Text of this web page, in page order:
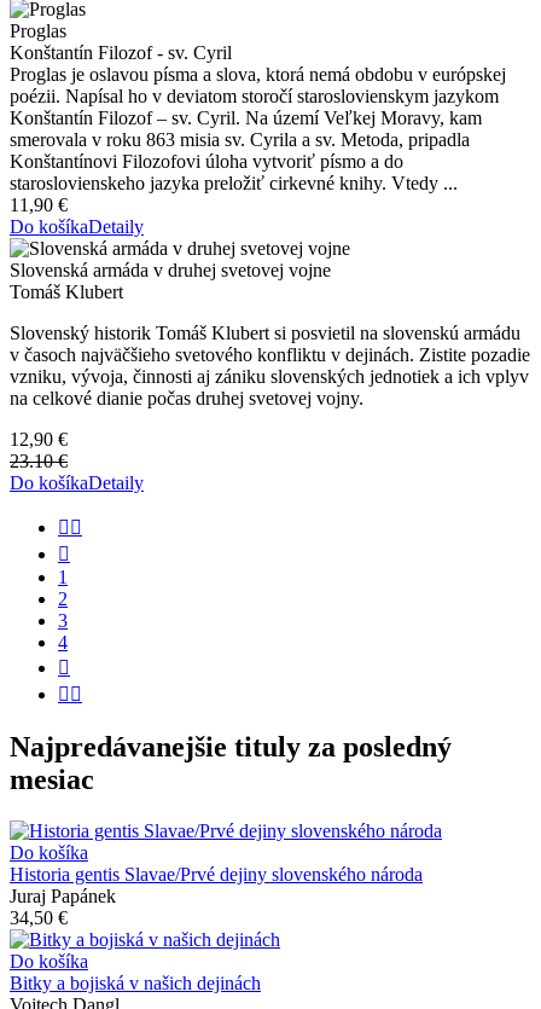
Proglas
Konštantín Filozof - sv. Cyril
Proglas je oslavou písma a slova, ktorá nemá obdobu v európskej
poézii. Napísal ho v deviatom storočí staroslovienskym jazykom
Konštantín Filozof – sv. Cyril. Na území Veľkej Moravy, kam
smerovala v roku 863 misia sv. Cyrila a sv. Metoda, pripadla
Konštantínovi Filozofovi úloha vytvoriť písmo a do
staroslovienskeho jazyka preložiť cirkevné knihy. Vtedy ...
11,90 €
Do košíkaDetaily
Slovenská armáda v druhej svetovej vojne
Tomáš Klubert
Slovenský historik Tomáš Klubert si posvietil na slovenskú armádu
v časoch najväčšieho svetového konfliktu v dejinách. Zistite pozadie
vzniku, vývoja, činnosti aj zániku slovenských jednotiek a ich vplyv
na celkové dianie počas druhej svetovej vojny.
12,90 €
23.10 €
Do košíkaDetaily


1
2
3
4


Najpredávanejšie tituly za posledný
mesiac
Do košíka
Historia gentis Slavae/Prvé dejiny slovenského národa
Juraj Papánek
34,50 €
Do košíka
Bitky a bojiská v našich dejinách
Vojtech Dangl